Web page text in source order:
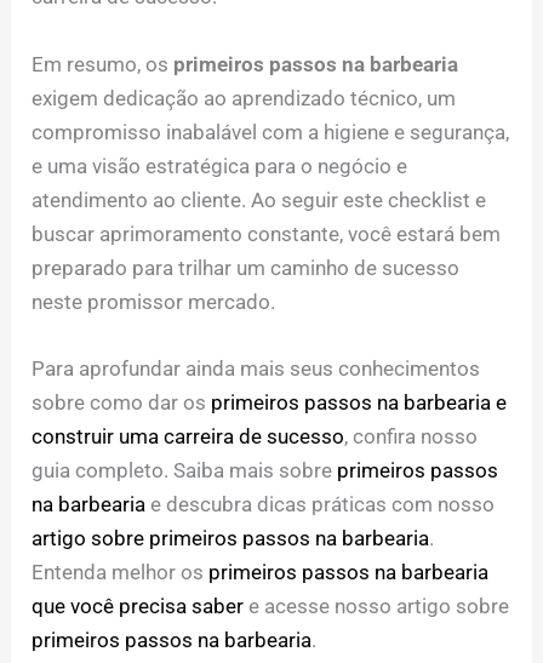
Em resumo, os primeiros passos na barbearia
exigem dedicação ao aprendizado técnico, um
compromisso inabalável com a higiene e segurança,
e uma visão estratégica para o negócio e
atendimento ao cliente. Ao seguir este checklist e
buscar aprimoramento constante, você estará bem
preparado para trilhar um caminho de sucesso
neste promissor mercado.
Para aprofundar ainda mais seus conhecimentos
sobre como dar os primeiros passos na barbearia e
construir uma carreira de sucesso, confira nosso
guia completo. Saiba mais sobre primeiros passos
na barbearia e descubra dicas práticas com nosso
artigo sobre primeiros passos na barbearia.
Entenda melhor os primeiros passos na barbearia
que você precisa saber e acesse nosso artigo sobre
primeiros passos na barbearia.